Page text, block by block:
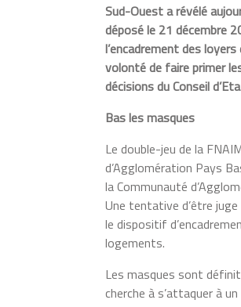
Sud-Ouest a révélé
déposé le 21 décembre
l’encadrement des
volonté de faire primer
décisions du Conseil
Bas les masques
Le double-jeu de la
d’Agglomération Pays
la Communauté
Une tentative d’être
le dispositif
logements.
Les masques sont
cherche à s’attaquer à